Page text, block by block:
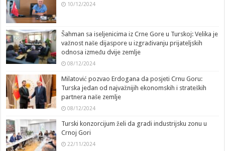
10/12/2024
Šahman sa iseljenicima iz Crne Gore u Turskoj: Velika je
važnost naše dijaspore u izgrađivanju prijateljskih
odnosa između dvije zemlje
08/12/2024
Milatović pozvao Erdogana da posjeti Crnu Goru:
Turska jedan od najvažnijih ekonomskih i strateških
partnera naše zemlje
08/12/2024
Turski konzorcijum želi da gradi industrijsku zonu u
Crnoj Gori
22/11/2024